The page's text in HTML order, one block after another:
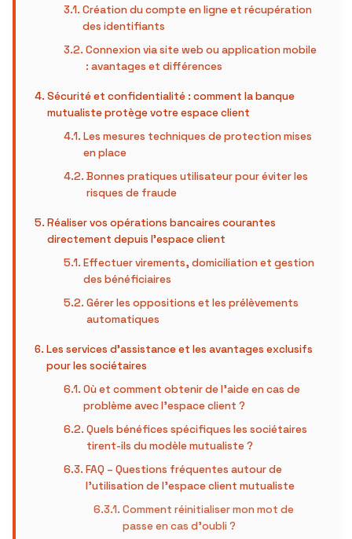
Création du compte en ligne et récupération
des identifiants
Connexion via site web ou application mobile
: avantages et différences
Sécurité et confidentialité : comment la banque
mutualiste protège votre espace client
Les mesures techniques de protection mises
en place
Bonnes pratiques utilisateur pour éviter les
risques de fraude
Réaliser vos opérations bancaires courantes
directement depuis l’espace client
Effectuer virements, domiciliation et gestion
des bénéficiaires
Gérer les oppositions et les prélèvements
automatiques
Les services d’assistance et les avantages exclusifs
pour les sociétaires
Où et comment obtenir de l’aide en cas de
problème avec l’espace client ?
Quels bénéfices spécifiques les sociétaires
tirent-ils du modèle mutualiste ?
FAQ – Questions fréquentes autour de
l’utilisation de l’espace client mutualiste
Comment réinitialiser mon mot de
passe en cas d’oubli ?